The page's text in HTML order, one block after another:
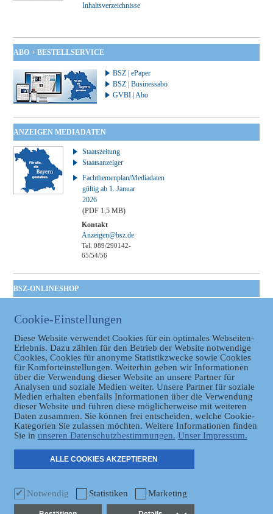
Inhaltsverzeichnisse
ABO + BESTELLSERVICE
BSZ | ePaper
BSZ | Businessabo
GVBI | Abo
ANZEIGEN MEDIADATEN
Staatszeitung
Staatsanzeiger
Fachthemenplan/Mediadaten
gültig ab 1. Januar
2026
(PDF 1,5 MB)
Kontakt
Anzeigen@bsz.de
Tel. 089/290142-
65/54/56
BSZ-ONLINESHOP
Taschenbuch
Datenschutz
Cookie-Einstellungen
Diese Website verwendet Cookies für ein optimales Webseiten-
Erlebnis. Dazu zählen für den Betrieb der Website notwendige
Cookies, Cookies für anonyme Statistikzwecke sowie Cookies
für Komforteinstellungen. Weiterhin geben wir Informationen
über die Verwendung dieser Website an unsere Partner für
Analysen und soziale Medien weiter. Unsere Partner für soziale
Medien erhalten ebenfalls Informationen über die Verwendung
dieser Website und führen diese möglicherweise mit weiteren
Daten zusammen. Sie können frei entscheiden, welche Cookie-
Kategorien Sie zulassen möchten. Weitere Informationen finden
Sie in unseren Datenschutzbestimmungen. Unser Impressum.
ALLE COOKIES AKZEPTIEREN
Notwendig Statistiken Marketing